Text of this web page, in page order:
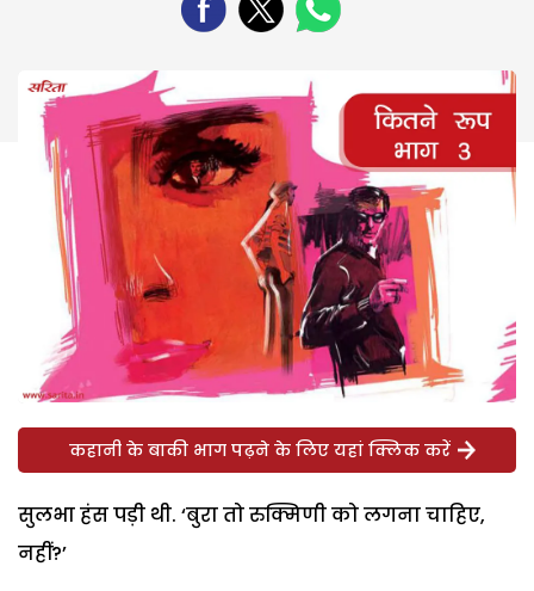
कहानी के बाकी भाग पढ़ने के लिए यहां क्लिक करें
सुलभा हंस पड़ी थी. ‘बुरा तो रुक्मिणी को लगना चाहिए,
नहीं?’